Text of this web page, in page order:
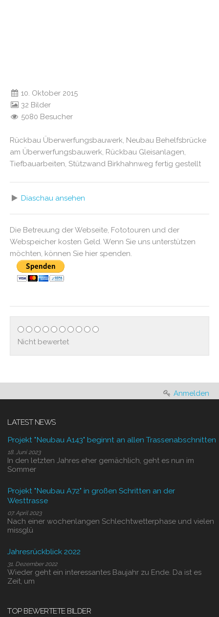
10. Oktober 2015
32 Bilder
5080 Besucher
Rückbau Überwerfungsbauwerk, Neubau Behelfsbrücke
am Überwerfungsbauwerk, Rückbau Gleisanlagen,
Tiefbauarbeiten, Stützwand Birkhahnweg fertig gestellt
Diaschau ansehen
Die Betreuung der Webseite, Fototouren und der
Webspeicher kosten Geld. Wenn Sie uns unterstützen
möchten, können Sie hier spenden.
Nicht bewertet
Anmelden
LATEST NEWS
Projekt "Neubau A143" beginnt an allen Trassenabschnitten
18. Juni 2023
In den letzten Jahres eher gemächlich, geht es nun im
Sommer
Projekt "Neubau A72" in großen Schritten an der
Westtrasse
07. April 2023
Nach einer wochenlangen Schlechtwetterphase und vielen
missglü
Jahresrückblick 2022
31. Dezember 2022
Wieder geht ein interessantes Baujahr zu Ende. Da ist es
Zeit, um
TOP BEWERTETE BILDER